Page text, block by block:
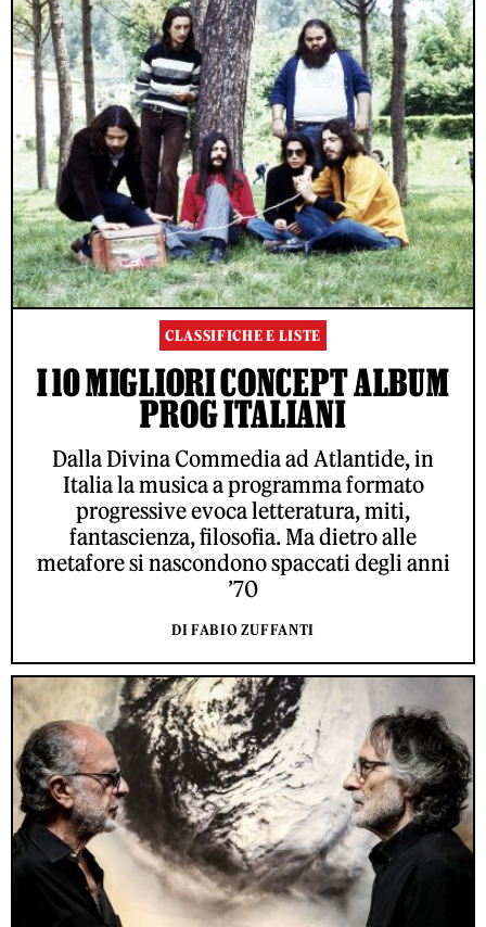
CLASSIFICHE E LISTE
I 10 MIGLIORI CONCEPT ALBUM
PROG ITALIANI
Dalla Divina Commedia ad Atlantide, in
Italia la musica a programma formato
progressive evoca letteratura, miti,
fantascienza, filosofia. Ma dietro alle
metafore si nascondono spaccati degli anni
’70
DI FABIO ZUFFANTI